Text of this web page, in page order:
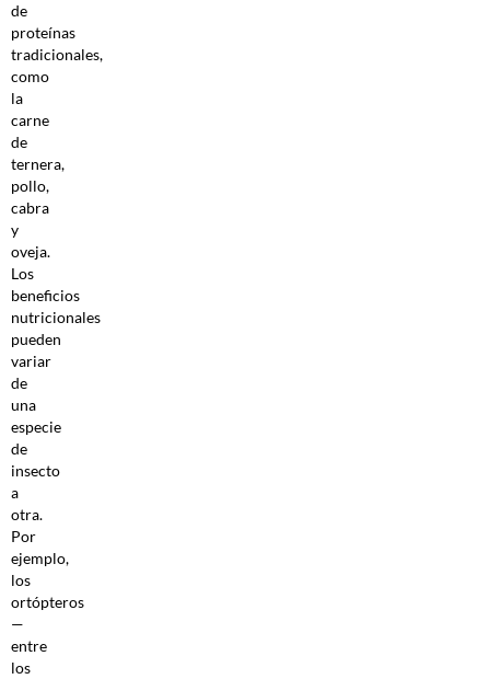
de
proteínas
tradicionales,
como
la
carne
de
ternera,
pollo,
cabra
y
oveja.
Los
beneficios
nutricionales
pueden
variar
de
una
especie
de
insecto
a
otra.
Por
ejemplo,
los
ortópteros
—
entre
los